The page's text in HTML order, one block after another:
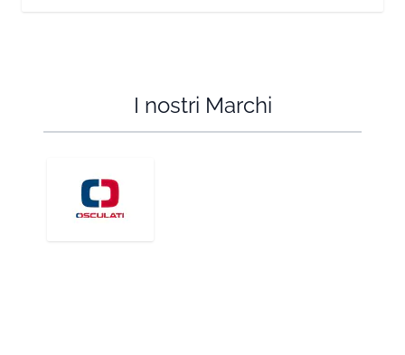
I nostri Marchi